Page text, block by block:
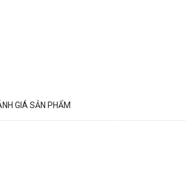
GIÁ SẢN PHẨM